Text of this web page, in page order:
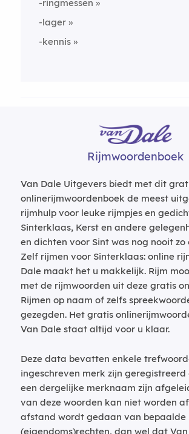
-ringmessen
-lager
-kennis
Rijmwoordenboek
Van Dale Uitgevers biedt met dit
onlinerijmwoordenboek de meest
rijmhulp voor leuke rijmpjes en
Sinterklaas, Kerst en andere
en dichten voor Sint was nog nooit zo
Zelf rijmen voor Sinterklaas: online
Dale maakt het u makkelijk. Rijm
met de rijmwoorden uit deze gratis
Rijmen op naam of zelfs
gezegden. Het gratis
Van Dale staat altijd voor u klaar.
Deze data bevatten enkele
ingeschreven merk zijn
een dergelijke merknaam zijn
van deze woorden kan niet worden
afstand wordt gedaan van bepaalde
(eigendoms)rechten, dan wel dat